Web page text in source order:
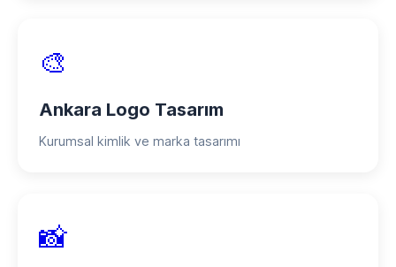
🎨
Ankara Logo Tasarım
Kurumsal kimlik ve marka tasarımı
📸